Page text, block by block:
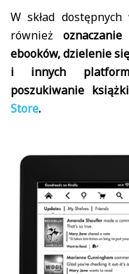
W skład
również
ebooków, dzielenie
i innych
poszukiwanie
Store.